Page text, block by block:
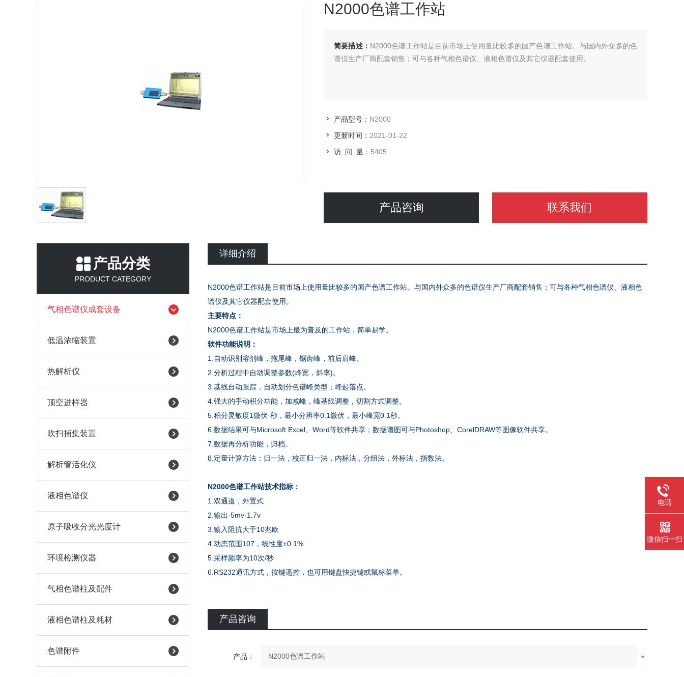
N2000色谱工作站
简要描述： N2000色谱工作站是目前市场上使用量比较多的国产色谱工作站。与国内外众多的色
谱仪生产厂商配套销售；可与各种气相色谱仪、液相色谱仪及其它仪器配套使用。
产品型号： N2000
更新时间： 2021-01-22
访 问 量： 5405
产品咨询 联系我们
产品分类
PRODUCT CATEGORY
气相色谱仪成套设备
低温浓缩装置
热解析仪
顶空进样器
吹扫捕集装置
解析管活化仪
液相色谱仪
原子吸收分光光度计
环境检测仪器
气相色谱柱及配件
液相色谱柱及耗材
色谱附件
详细介绍
N2000色谱工作站是目前市场上使用量比较多的国产色谱工作站。与国内外众多的色谱仪生产厂商配套销售；可与各种气相色谱仪、液相色
谱仪及其它仪器配套使用。
主要特点：
N2000色谱工作站是市场上最为普及的工作站，简单易学。
软件功能说明：
1.自动识别溶剂峰，拖尾峰，锯齿峰，前后肩峰。
2.分析过程中自动调整参数(峰宽，斜率)。
3.基线自动跟踪，自动划分色谱峰类型；峰起落点。
4.强大的手动积分功能，加减峰，峰基线调整，切割方式调整。
5.积分灵敏度1微伏·秒，最小分辨率0.1微伏，最小峰宽0.1秒。
6.数据结果可与Microsoft Excel、Word等软件共享；数据谱图可与Photoshop、CorelDRAW等图像软件共享。
7.数据再分析功能，归档。
8.定量计算方法：归一法，校正归一法，内标法，分组法，外标法，指数法。
N2000色谱工作站技术指标：
1.双通道，外置式
2.输出-5mv-1.7v
3.输入阻抗大于10兆欧
4.动态范围107，线性度±0.1%
5.采样频率为10次/秒
6.RS232通讯方式，按键遥控，也可用键盘快捷键或鼠标菜单。
产品咨询
产品：
电话
微信扫一扫